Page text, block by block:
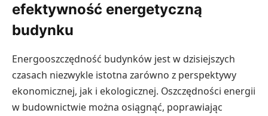
efektywność energetyczną
budynku
Energooszczędność budynków jest w dzisiejszych
czasach niezwykle istotna zarówno z perspektywy
ekonomicznej, jak i ekologicznej. Oszczędności energii
w budownictwie można osiągnąć, poprawiając